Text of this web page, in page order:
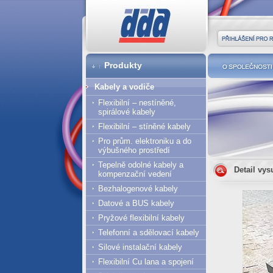
Detail
O
Produkty
Kabely a vodiče
Flexibilní – nestíněné,
spirálové kabely
Flexibilní – stíněné kabely
Pro prům. elektroniku a do
výbušného prostředí
Tepelně odolné kabely a
kompenzační vedení
Bezhalogenové kabely
Datové a BUS kabely
Pryžové flexibilní kabely
Telefonní a sdělovací kabely
Silové instalační kabely
Flexibilní Cu lana a spojení
Přihlášení pro